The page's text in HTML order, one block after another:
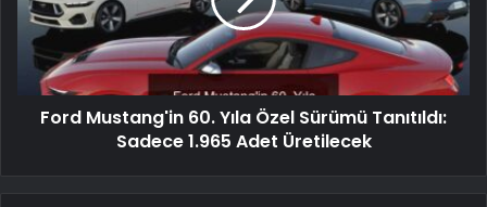
Ford Mustang'in 60. Yıla Özel Sürümü Tanıtıldı:
Sadece 1.965 Adet Üretilecek